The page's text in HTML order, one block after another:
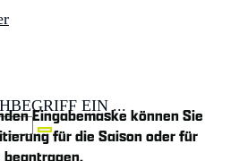
EIN ...
Eingabemaske können Sie
für die Saison oder für